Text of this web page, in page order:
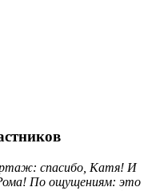
спасибо, Катя! И
По ощущениям: это